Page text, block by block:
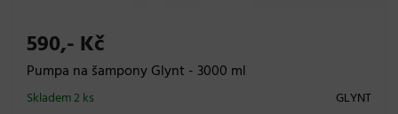
590,- Kč
Pumpa na šampony Glynt - 3000 ml
GLYNT
Skladem 2 ks